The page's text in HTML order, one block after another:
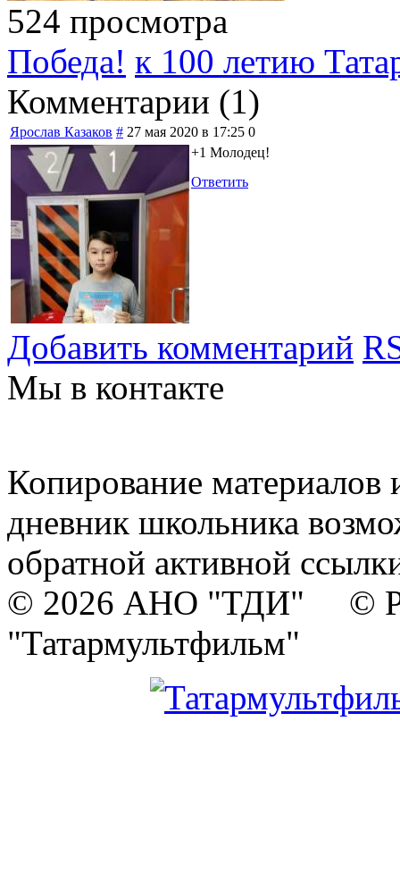
524 просмотра
Победа! к 100 летию
Комментарии (1 )
Ярослав Казаков # 27 мая 2020 в 17:25 0
+1 Молодец!
Ответить
Добавить комментарий
Мы в контакте
Копирование материалов
дневник школьника
обратной активной
© 2026 АНО "ТДИ" ©
"Татармультфильм"